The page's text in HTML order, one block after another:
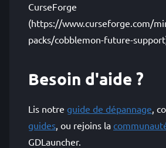
CurseForge
(https://www.curseforge.com/
packs/cobblemon-future-
Besoin d'aide ?
Lis notre guide de dépannage,
guides, ou rejoins la
GDLauncher.